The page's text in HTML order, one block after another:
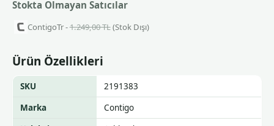
Stokta Olmayan Satıcılar
ContigoTr -1.249,00 TL(Stok Dışı)
Ürün Özellikleri
SKU
2191383
Marka
Contigo